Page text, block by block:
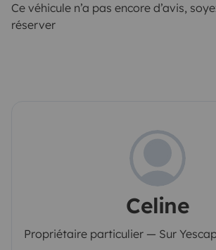
Ce véhicule n’a pas encore d’avis,
réserver
Celine
Propriétaire particulier — Sur